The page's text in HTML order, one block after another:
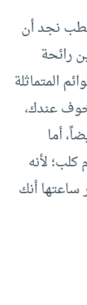
نجد أن
رائحة
المتماثلة
عندك،
أما
كلب؛ لأنه
أنك